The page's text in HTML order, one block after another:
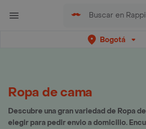
Bogotá
Ropa de cama
Descubre una gran variedad de Ropa
elegir para pedir envio a domicilio.